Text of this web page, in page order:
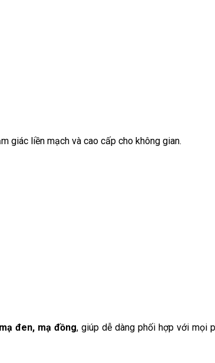
giác liền mạch và cao cấp cho không gian.
đen, mạ đồng, giúp dễ dàng phối hợp với mọi